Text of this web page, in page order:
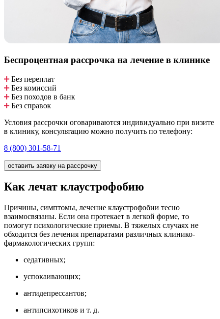
Беспроцентная рассрочка на лечение в клинике
Без переплат
Без комиссий
Без походов в банк
Без справок
Условия рассрочки оговариваются индивидуально при визите
в клинику, консультацию можно получить по телефону:
8 (800) 301-58-71
оставить заявку на рассрочку
Как лечат клаустрофобию
Причины, симптомы, лечение клаустрофобии тесно
взаимосвязаны. Если она протекает в легкой форме, то
помогут психологические приемы. В тяжелых случаях не
обходится без лечения препаратами различных клинико-
фармакологических групп:
седативных;
успокаивающих;
антидепрессантов;
антипсихотиков и т. д.